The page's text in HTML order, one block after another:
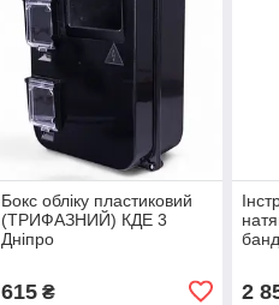
Бокс обліку пластиковий
(ТРИФАЗНИЙ) КДЕ 3
Дніпро
615₴ 2